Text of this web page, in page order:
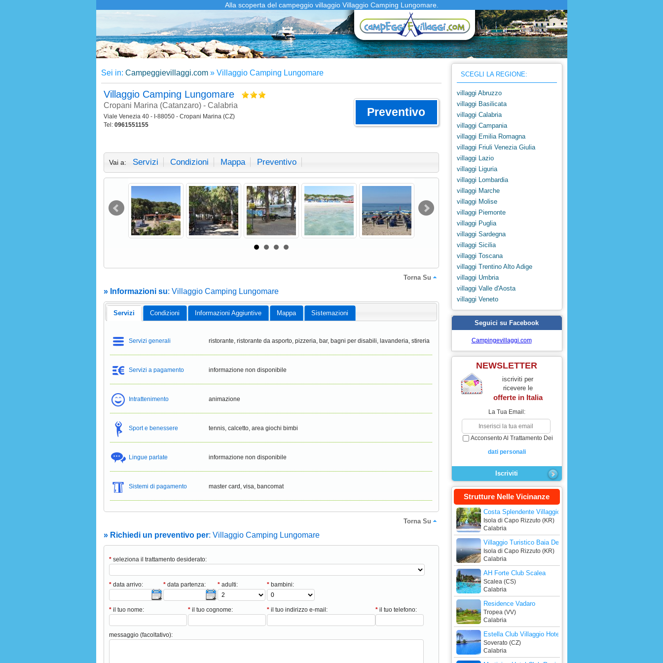
Alla scoperta del campeggio villaggio Villaggio Camping Lungomare.
Sei in: Campeggievillaggi.com» Villaggio Camping Lungomare
Villaggio Camping Lungomare
Cropani Marina (Catanzaro) - Calabria
Viale Venezia 40 - I-88050 - Cropani Marina (CZ)
Tel: 0961551155
Preventivo
Vai a: Servizi Condizioni Mappa Preventivo
Torna Su
» Informazioni su: Villaggio Camping Lungomare
Servizi Condizioni Informazioni Aggiuntive Mappa Sistemazioni
Servizi generali ristorante, ristorante da asporto, pizzeria, bar, bagni per disabili, lavanderia, stireria
Servizi a pagamento informazione non disponibile
Intrattenimento animazione
Sport e benessere tennis, calcetto, area giochi bimbi
Lingue parlate informazione non disponibile
Sistemi di pagamento master card, visa, bancomat
Torna Su
» Richiedi un preventivo per: Villaggio Camping Lungomare
*seleziona il trattamento desiderato:
*data arrivo: *data partenza: *adulti: *bambini:
*il tuo nome: *il tuo cognome: *il tuo indirizzo e-mail: *il tuo telefono:
messaggio (facoltativo):
SCEGLI LA REGIONE:
villaggi Abruzzo
villaggi Basilicata
villaggi Calabria
villaggi Campania
villaggi Emilia Romagna
villaggi Friuli Venezia Giulia
villaggi Lazio
villaggi Liguria
villaggi Lombardia
villaggi Marche
villaggi Molise
villaggi Piemonte
villaggi Puglia
villaggi Sardegna
villaggi Sicilia
villaggi Toscana
villaggi Trentino Alto Adige
villaggi Umbria
villaggi Valle d'Aosta
villaggi Veneto
Seguici su Facebook
Campingevillaggi.com
NEWSLETTER
iscriviti per
ricevere le
offerte in Italia
La Tua Email:
Acconsento Al Trattamento Dei
dati personali
Strutture Nelle Vicinanze
Costa Splendente Villaggio Camping
Isola di Capo Rizzuto (KR)
Calabria
Villaggio Turistico Baia Dei Greci
Isola di Capo Rizzuto (KR)
Calabria
AH Forte Club Scalea
Scalea (CS)
Calabria
Residence Vadaro
Tropea (VV)
Calabria
Estella Club Villaggio Hotel Residence
Soverato (CZ)
Calabria